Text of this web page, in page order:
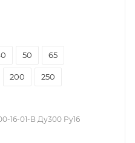
50 65
200 250
16-01-В Ду300 Ру16